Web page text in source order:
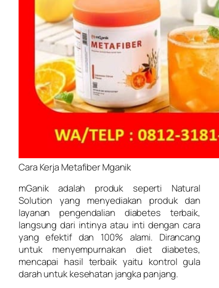
Cara Kerja Metafiber Mganik
mGanik adalah produk seperti Natural
Solution yang menyediakan produk dan
layanan pengendalian diabetes terbaik,
langsung dari intinya atau inti dengan cara
yang efektif dan 100% alami. Dirancang
untuk menyempurnakan diet diabetes,
mencapai hasil terbaik yaitu kontrol gula
darah untuk kesehatan jangka panjang.